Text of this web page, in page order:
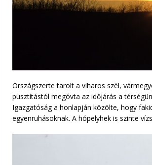
Országszerte tarolt a viharos szél,
pusztítástól megóvta az időjárás a
Igazgatóság a honlapján közölte, hogy
egyenruhásoknak. A hópelyhek is szinte